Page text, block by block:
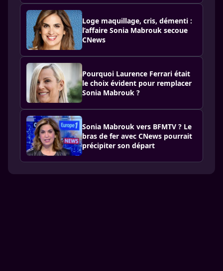
Loge maquillage, cris, démenti :
l’affaire Sonia Mabrouk secoue
CNews
Pourquoi Laurence Ferrari était
le choix évident pour remplacer
Sonia Mabrouk ?
Sonia Mabrouk vers BFMTV ? Le
bras de fer avec CNews pourrait
précipiter son départ